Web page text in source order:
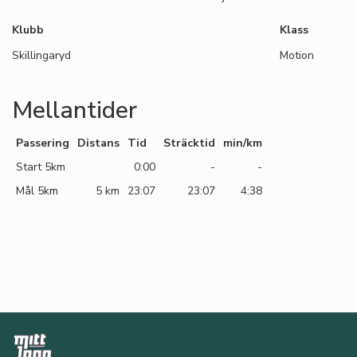
Klubb
Skillingaryd
Klass
Motion
Mellantider
Passering Distans Tid Sträcktid
min/km
Start 5km
0:00 -
-
Mål 5km
5 km 23:07 23:07 4:38